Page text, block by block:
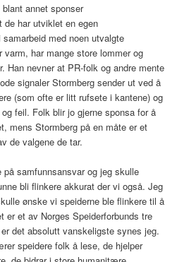
annet sponser
de har utviklet en egen
med noen utvalgte
varm, har mange store lommer og
Han nevner at PR-folk og andre mente
signaler Stormberg sender ut ved å
(som ofte er litt rufsete i kantene) og
feil. Folk blir jo gjerne sponsa for å
mens Stormberg på en måte er et
de valgene de tar.
samfunnsansvar og jeg skulle
bli flinkere akkurat der vi også. Jeg
ønske vi speiderne ble flinkere til å
er et av Norges Speiderforbunds tre
det absolutt vanskeligste synes jeg.
speidere folk å lese, de hjelper